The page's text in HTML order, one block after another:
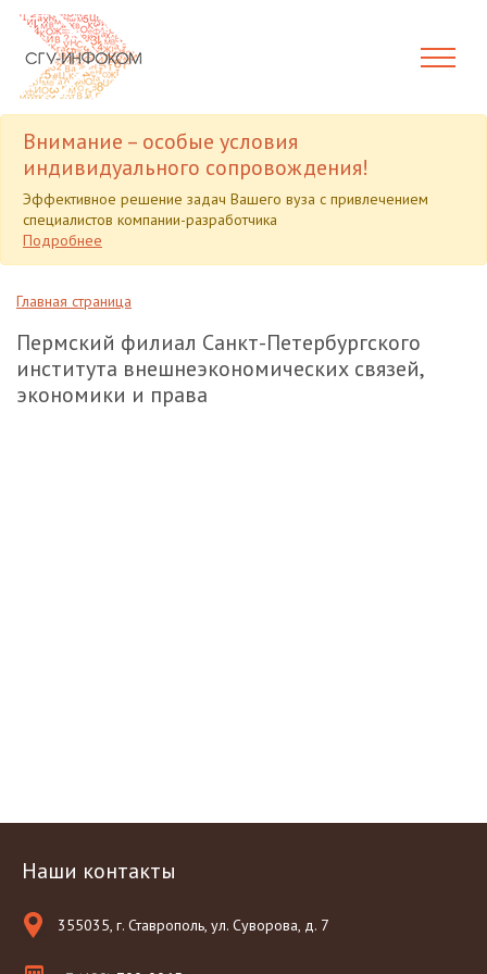
Внимание – особые условия
индивидуального сопровождения!
Эффективное решение задач Вашего вуза с привлечением
специалистов компании-разработчика
Подробнее
Главная страница
Пермский филиал Санкт-Петербургского
института внешнеэкономических связей,
экономики и права
Наши контакты
355035, г. Ставрополь, ул. Суворова, д. 7